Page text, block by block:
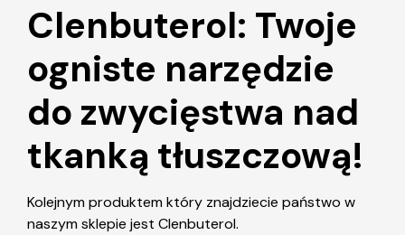
Clenbuterol: Twoje
ogniste narzędzie
do zwycięstwa nad
tkanką tłuszczową!
Kolejnym produktem który znajdziecie państwo w
naszym sklepie jest Clenbuterol.